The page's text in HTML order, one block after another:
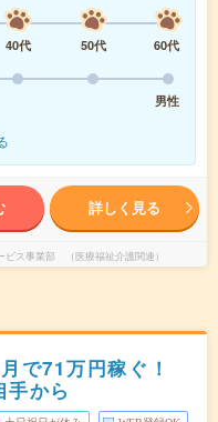
40代 50代
60代
男性
詳しく見る
ス事業部 （医療福祉介護関連）
で71万円稼ぐ！
から